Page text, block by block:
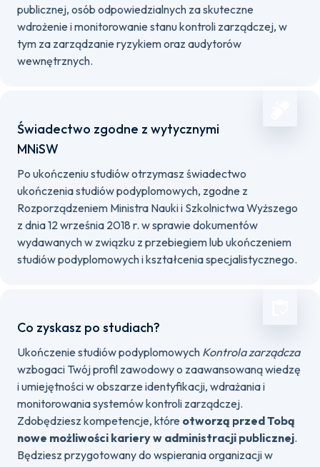
publicznej, osób odpowiedzialnych za skuteczne
wdrożenie i monitorowanie stanu kontroli zarządczej, w
tym za zarządzanie ryzykiem oraz audytorów
wewnętrznych.
Świadectwo zgodne z wytycznymi
MNiSW
Po ukończeniu studiów otrzymasz świadectwo
ukończenia studiów podyplomowych, zgodne z
Rozporządzeniem Ministra Nauki i Szkolnictwa Wyższego
z dnia 12 września 2018 r. w sprawie dokumentów
wydawanych w związku z przebiegiem lub ukończeniem
studiów podyplomowych i kształcenia specjalistycznego.
Co zyskasz po studiach?
Ukończenie studiów podyplomowych Kontrola zarządcza
wzbogaci Twój profil zawodowy o zaawansowaną wiedzę
i umiejętności w obszarze identyfikacji, wdrażania i
monitorowania systemów kontroli zarządczej.
Zdobędziesz kompetencje, które otworzą przed Tobą
nowe możliwości kariery w administracji publicznej.
Będziesz przygotowany do wspierania organizacji w